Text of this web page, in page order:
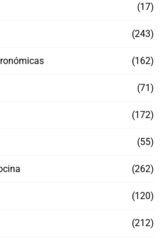
(17)
(243)
(162)
(71)
(172)
(55)
(262)
(120)
(212)